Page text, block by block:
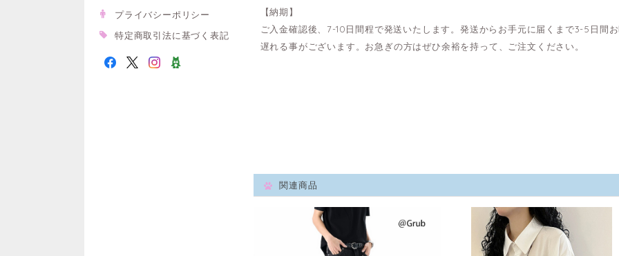
プライバシーポリシー
特定商取引法に基づく表記
【納期】
ご入金確認後、7-10日間程で発送いたします。発送からお手元に届くまで3-5日間
遅れる事がございます。お急ぎの方はぜひ余裕を持って、ご注文ください。
関連商品